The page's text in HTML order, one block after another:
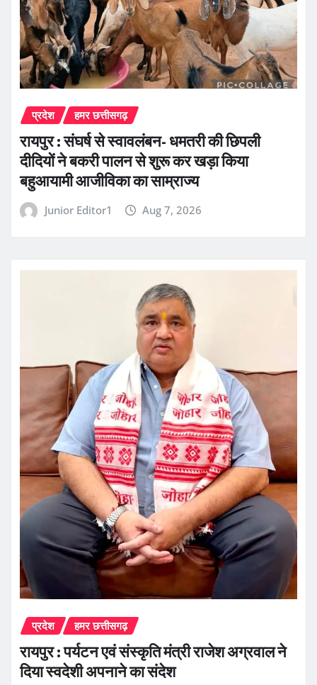
प्रदेश हमर छत्तीसगढ़
रायपुर : संघर्ष से स्वावलंबन- धमतरी की छिपली
दीदियों ने बकरी पालन से शुरू कर खड़ा किया
बहुआयामी आजीविका का साम्राज्य
Junior Editor1 Aug 7, 2026
प्रदेश हमर छत्तीसगढ़
रायपुर : पर्यटन एवं संस्कृति मंत्री राजेश अग्रवाल ने
दिया स्वदेशी अपनाने का संदेश